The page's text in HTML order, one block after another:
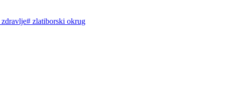
zdravlje# zlatiborski okrug